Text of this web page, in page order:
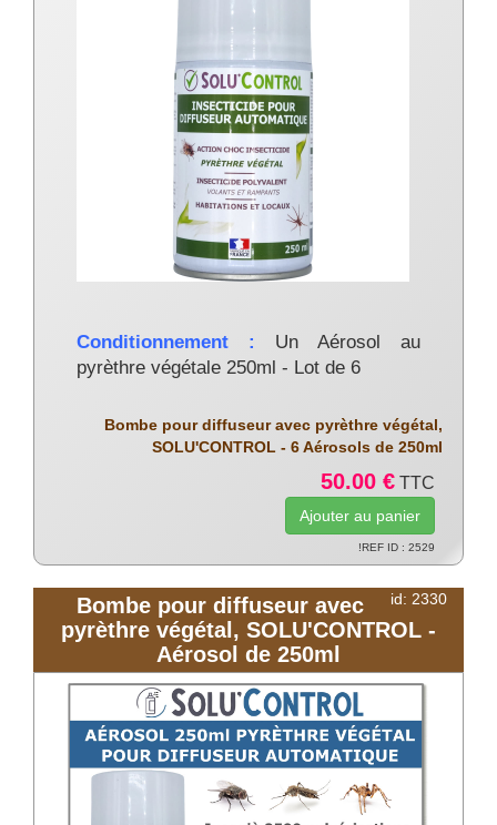
Conditionnement : Un Aérosol au
pyrèthre végétale 250ml - Lot de 6
Bombe pour diffuseur avec pyrèthre végétal,
SOLU'CONTROL - 6 Aérosols de 250ml
50.00 € TTC
!REF ID : 2529
id: 2330
Bombe pour diffuseur avec
pyrèthre végétal, SOLU'CONTROL -
Aérosol de 250ml